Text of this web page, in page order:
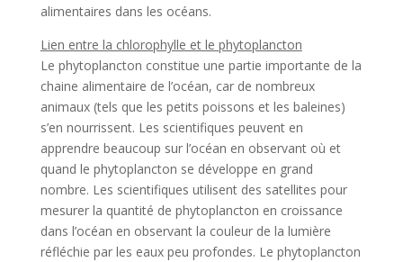
alimentaires dans les océans.
Lien entre la chlorophylle et le phytoplancton
Le phytoplancton constitue une partie importante de la
chaine alimentaire de l’océan, car de nombreux
animaux (tels que les petits poissons et les baleines)
s’en nourrissent. Les scientifiques peuvent en
apprendre beaucoup sur l’océan en observant où et
quand le phytoplancton se développe en grand
nombre. Les scientifiques utilisent des satellites pour
mesurer la quantité de phytoplancton en croissance
dans l’océan en observant la couleur de la lumière
réfléchie par les eaux peu profondes. Le phytoplancton